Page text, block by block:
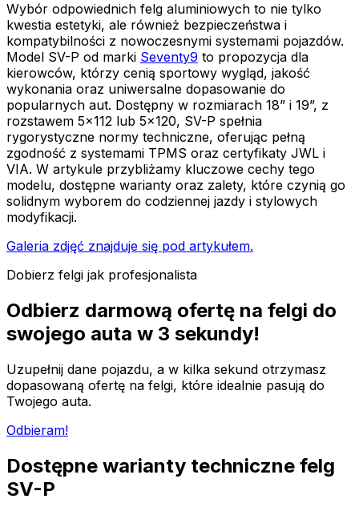
Wybór odpowiednich felg aluminiowych to nie tylko
kwestia estetyki, ale również bezpieczeństwa i
kompatybilności z nowoczesnymi systemami pojazdów.
Model SV-P od marki Seventy9 to propozycja dla
kierowców, którzy cenią sportowy wygląd, jakość
wykonania oraz uniwersalne dopasowanie do
popularnych aut. Dostępny w rozmiarach 18” i 19”, z
rozstawem 5x112 lub 5x120, SV-P spełnia
rygorystyczne normy techniczne, oferując pełną
zgodność z systemami TPMS oraz certyfikaty JWL i
VIA. W artykule przybliżamy kluczowe cechy tego
modelu, dostępne warianty oraz zalety, które czynią go
solidnym wyborem do codziennej jazdy i stylowych
modyfikacji.
Galeria zdjęć znajduje się pod artykułem.
Dobierz felgi jak profesjonalista
Odbierz darmową ofertę na felgi do
swojego auta w 3 sekundy!
Uzupełnij dane pojazdu, a w kilka sekund otrzymasz
dopasowaną ofertę na felgi, które idealnie pasują do
Twojego auta.
Odbieram!
Dostępne warianty techniczne felg
SV-P